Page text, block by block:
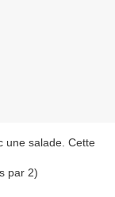
une salade. Cette
par 2)